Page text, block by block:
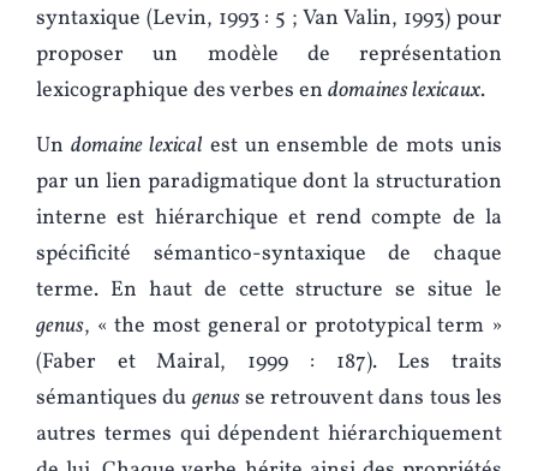
syntaxique (Levin, 1993 : 5 ; Van Valin, 1993) pour
proposer un modèle de représentation
lexicographique des verbes en domaines lexicaux.
Un domaine lexical est un ensemble de mots unis
par un lien paradigmatique dont la structuration
interne est hiérarchique et rend compte de la
spécificité sémantico-syntaxique de chaque
terme. En haut de cette structure se situe le
genus, « the most general or prototypical term »
(Faber et Mairal, 1999 : 187). Les traits
sémantiques du genusse retrouvent dans tous les
autres termes qui dépendent hiérarchiquement